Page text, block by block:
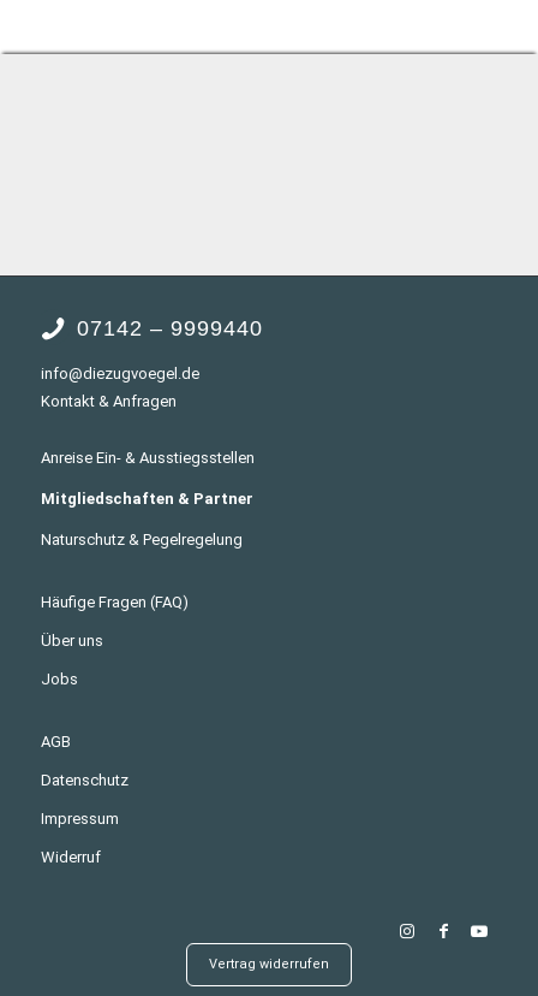
07142 – 9999440
info@diezugvoegel.de
Kontakt & Anfragen
Anreise Ein- & Ausstiegsstellen
Mitgliedschaften & Partner
Naturschutz & Pegelregelung
Häufige Fragen (FAQ)
Über uns
Jobs
AGB
Datenschutz
Impressum
Widerruf
Vertrag widerrufen